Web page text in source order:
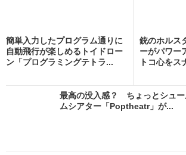
簡単入力したプログラム通りに
自動飛行が楽しめるトイドロー
ン「プログラミングテトラ...
銃のホルス
ーがパワ
トコ心をス
最高の没入感？ ちょっとシュー
ムシアター「Poptheatr」が...